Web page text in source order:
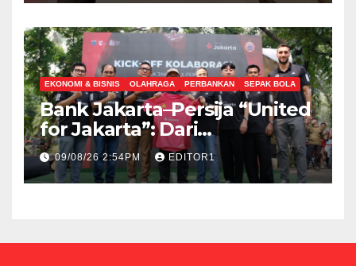
EKONOMI & BISNIS OLAHRAGA PERBANKAN SEPAK BOLA
Bank Jakarta–Persija “United
for Jakarta”: Dari
Sponsorship Menuju
Strategic Partnership
09/08/26 2:54PM EDITOR1